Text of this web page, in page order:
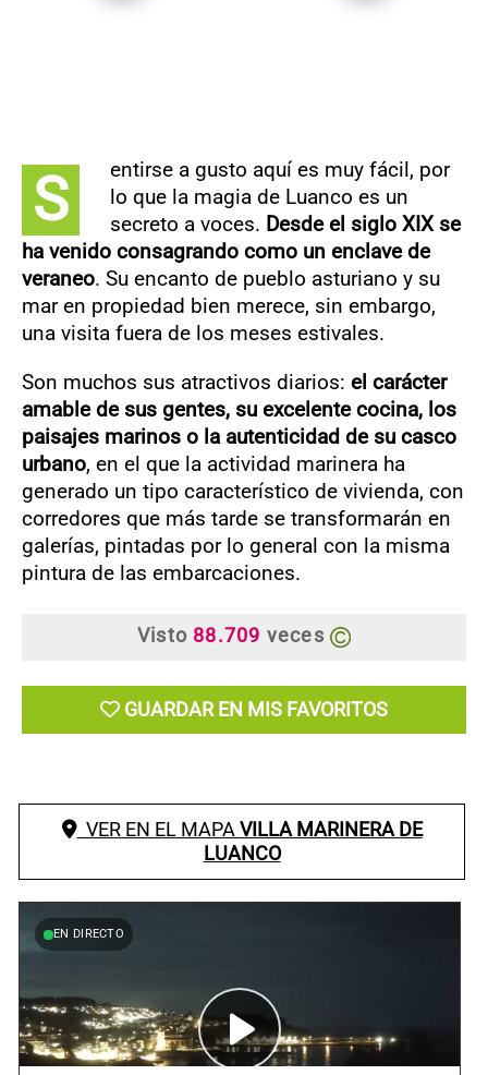
S
entirse a gusto aquí es muy fácil, por
lo que la magia de Luanco es un
secreto a voces. Desde el siglo XIX se
ha venido consagrando como un enclave de
veraneo. Su encanto de pueblo asturiano y su
mar en propiedad bien merece, sin embargo,
una visita fuera de los meses estivales.
Son muchos sus atractivos diarios: el carácter
amable de sus gentes, su excelente cocina, los
paisajes marinos o la autenticidad de su casco
urbano, en el que la actividad marinera ha
generado un tipo característico de vivienda, con
corredores que más tarde se transformarán en
galerías, pintadas por lo general con la misma
pintura de las embarcaciones.
Visto 88.709 veces
GUARDAR EN MIS FAVORITOS
VER EN EL MAPA VILLA MARINERA DE
LUANCO
EN DIRECTO